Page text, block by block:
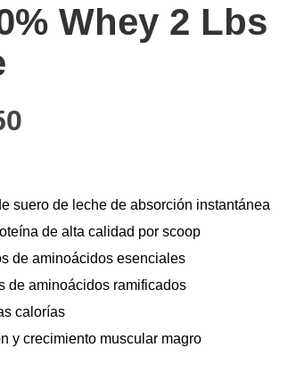
Whey 2 Lbs
original era: $69.00.
suero de leche de absorción instantánea
de alta calidad por scoop
de aminoácidos esenciales
de aminoácidos ramificados
calorías
y crecimiento muscular magro